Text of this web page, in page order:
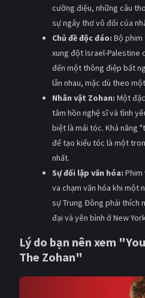
cường điệu, những câu
sự ngây thơ vô đối của
Chủ đề độc đáo: Bộ
xung đột Israel-Palestine
đến một thông điệp bất
lẫn nhau, mặc dù theo
Nhân vật Zohan: Một
tâm hồn nghệ sĩ và tình
biệt là mái tóc. Khả năng
để tạo kiểu tóc là một
nhất.
Sự đối lập văn hóa:
va chạm văn hóa khi một
sự Trung Đông phải thích
đại và yên bình ở New
Lý do bạn nên xem
The Zohan"